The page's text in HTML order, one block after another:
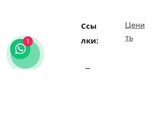
Ссы
лки:
Цени
ть
1